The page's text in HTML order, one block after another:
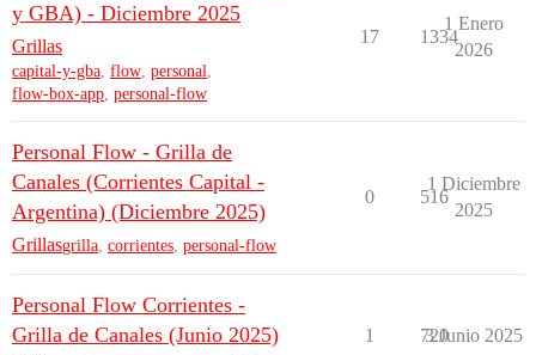
y GBA) - Diciembre 2025
Grillas
capital-y-gba, flow, personal,
flow-box-app, personal-flow
17 1334
1 Enero
2026
Personal Flow - Grilla de
Canales (Corrientes Capital -
Argentina) (Diciembre 2025)
Grillasgrilla corrientes personal-flow
0 516
1 Diciembre
2025
Personal Flow Corrientes -
Grilla de Canales (Junio 2025)
1 720
3 Junio 2025